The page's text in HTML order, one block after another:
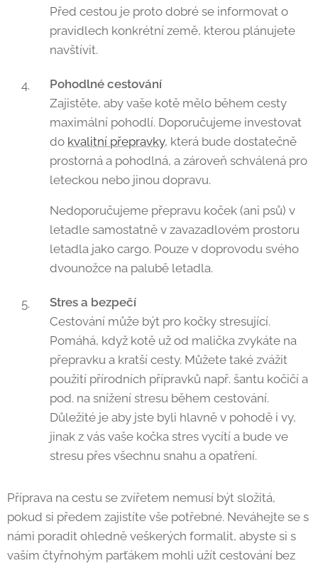
Před cestou je proto dobré se informovat o
pravidlech konkrétní země, kterou plánujete
navštívit.
Pohodlné cestování
Zajistěte, aby vaše kotě mělo během cesty
maximální pohodlí. Doporučujeme investovat
do kvalitní přepravky, která bude dostatečně
prostorná a pohodlná, a zároveň schválená pro
leteckou nebo jinou dopravu.
Nedoporučujeme přepravu koček (ani psů) v
letadle samostatně v zavazadlovém prostoru
letadla jako cargo. Pouze v doprovodu svého
dvounožce na palubě letadla.
Stres a bezpečí
Cestování může být pro kočky stresující.
Pomáhá, když kotě už od malička zvykáte na
přepravku a kratší cesty. Můžete také zvážit
použití přírodních přípravků např. šantu kočičí a
pod. na snížení stresu během cestování.
Důležité je aby jste byli hlavně v pohodě i vy,
jinak z vás vaše kočka stres vycítí a bude ve
stresu přes všechnu snahu a opatření.
Příprava na cestu se zvířetem nemusí být složitá,
pokud si předem zajistíte vše potřebné. Neváhejte se s
námi poradit ohledně veškerých formalit, abyste si s
vaším čtyřnohým parťákem mohli užít cestování bez